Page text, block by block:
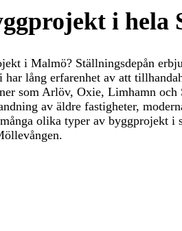
i hela
i Malmö? Ställningsdepån
lång erfarenhet av att
som Arlöv, Oxie, Limhamn
av äldre fastigheter,
olika typer av byggprojekt i